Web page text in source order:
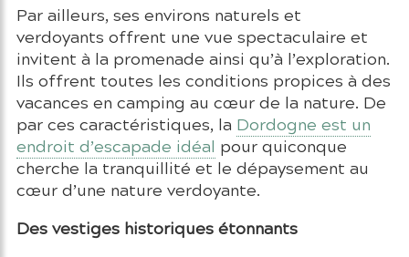
Par ailleurs, ses environs naturels et
verdoyants offrent une vue spectaculaire et
invitent à la promenade ainsi qu’à l’exploration.
Ils offrent toutes les conditions propices à des
vacances en camping au cœur de la nature. De
par ces caractéristiques, la Dordogne est un
endroit d’escapade idéal pour quiconque
cherche la tranquillité et le dépaysement au
cœur d’une nature verdoyante.
Des vestiges historiques étonnants